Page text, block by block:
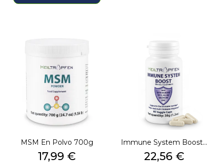
MSM En Polvo 700g
Precio
17,99 €
Immune System Boost...
Precio
22,56 €